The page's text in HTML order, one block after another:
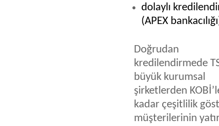
dolaylı
(APEX
Doğrudan
kredilendirmede
büyük kurumsal
şirketlerden
kadar çeşitlilik
müşterilerinin